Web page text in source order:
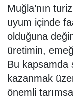
Muğla’nın
uyum içinde
olduğuna
üretimin,
Bu kapsamda
kazanmak
önemli